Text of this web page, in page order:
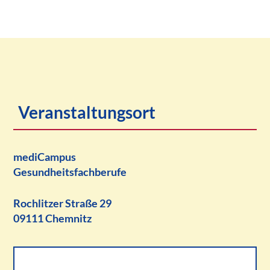
Veranstaltungsort
mediCampus
Gesundheitsfachberufe
Rochlitzer Straße 29
09111 Chemnitz